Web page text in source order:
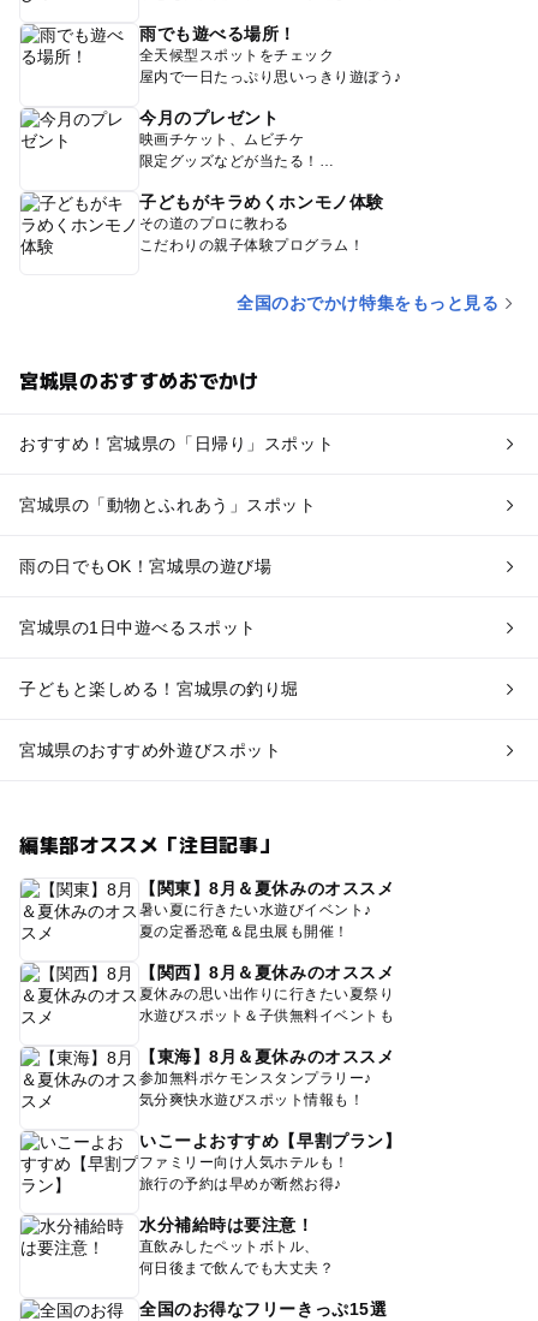
雨でも遊べる場所！
全天候型スポットをチェック
屋内で一日たっぷり思いっきり遊ぼう♪
今月のプレゼント
映画チケット、ムビチケ
限定グッズなどが当たる！
子どもがキラめくホンモノ体験
その道のプロに教わる
こだわりの親子体験プログラム！
全国のおでかけ特集をもっと見る
宮城県のおすすめおでかけ
おすすめ！宮城県の「日帰り」スポット
宮城県の「動物とふれあう」スポット
雨の日でもOK！宮城県の遊び場
宮城県の1日中遊べるスポット
子どもと楽しめる！宮城県の釣り堀
宮城県のおすすめ外遊びスポット
編集部オススメ「注目記事」
【関東】8月＆夏休みのオススメ
暑い夏に行きたい水遊びイベント♪
夏の定番恐竜＆昆虫展も開催！
【関西】8月＆夏休みのオススメ
夏休みの思い出作りに行きたい夏祭り
水遊びスポット＆子供無料イベントも
【東海】8月＆夏休みのオススメ
参加無料ポケモンスタンプラリー♪
気分爽快水遊びスポット情報も！
いこーよおすすめ【早割プラン】
ファミリー向け人気ホテルも！
旅行の予約は早めが断然お得♪
水分補給時は要注意！
直飲みしたペットボトル、
何日後まで飲んでも大丈夫？
全国のお得なフリーきっぷ15選